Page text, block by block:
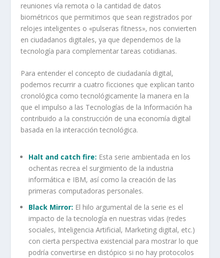
reuniones vía remota o la cantidad de datos
biométricos que permitimos que sean registrados por
relojes inteligentes o «pulseras fitness», nos convierten
en ciudadanos digitales, ya que dependemos de la
tecnología para complementar tareas cotidianas.
Para entender el concepto de ciudadanía digital,
podemos recurrir a cuatro ficciones que explican tanto
cronológica como tecnológicamente la manera en la
que el impulso a las Tecnologías de la Información ha
contribuido a la construcción de una economía digital
basada en la interacción tecnológica.
Halt and catch fire: Esta serie ambientada en los
ochentas recrea el surgimiento de la industria
informática e IBM, así como la creación de las
primeras computadoras personales.
Black Mirror: El hilo argumental de la serie es el
impacto de la tecnología en nuestras vidas (redes
sociales, Inteligencia Artificial, Marketing digital, etc.)
con cierta perspectiva existencial para mostrar lo que
podría convertirse en distópico si no hay protocolos